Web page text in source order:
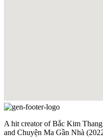
A hit creator of Bắc Kim
and Chuyện Ma Gần Nhà